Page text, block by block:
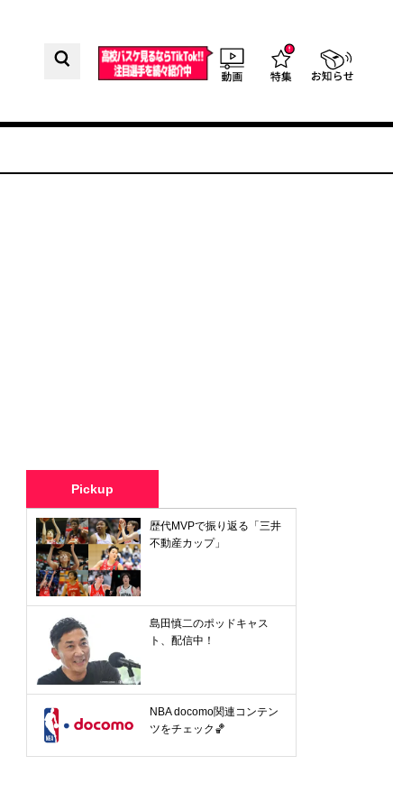
Pickup
歴代MVPで振り返る「三井
不動産カップ」
島田慎二のポッドキャス
ト、配信中！
NBA docomo関連コンテン
ツをチェック🏀